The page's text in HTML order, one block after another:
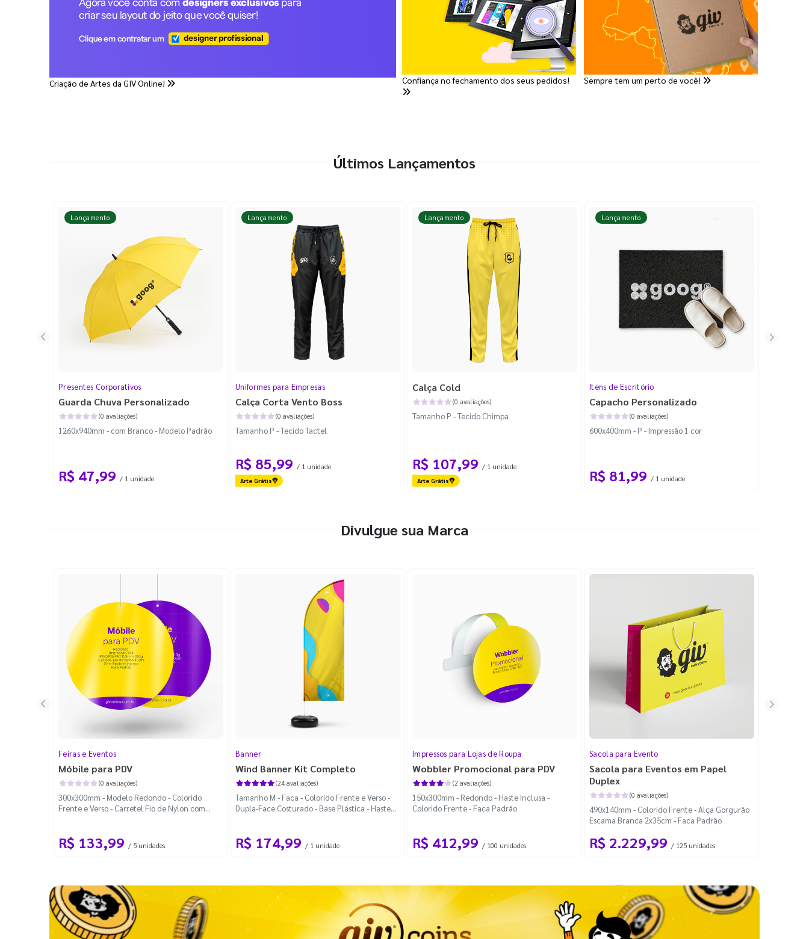
Criação de Artes da GIV Online! Confiança no fechamento dos seus pedidos! Sempre tem um perto de você!
Últimos Lançamentos
Lançamento
Presentes Corporativos
Guarda Chuva Personalizado
(0 avaliações)
1260x940mm - com Branco - Modelo Padrão
R$ 47,99 / 1 unidade
Lançamento
Uniformes para Empresas
Calça Corta Vento Boss
(0 avaliações)
Tamanho P - Tecido Tactel
R$ 85,99 / 1 unidade
Arte Grátis
Lançamento
Calça Cold
(0 avaliações)
Tamanho P - Tecido Chimpa
R$ 107,99 / 1 unidade
Arte Grátis
Lançamento
Itens de Escritório
Capacho Personalizado
(0 avaliações)
600x400mm - P - Impressão 1 cor
R$ 81,99 / 1 unidade
Divulgue sua Marca
Feiras e Eventos
Móbile para PDV
(0 avaliações)
300x300mm - Modelo Redondo - Colorido
Frente e Verso - Carretel Fio de Nylon com
R$ 133,99 / 5 unidades
Banner
Wind Banner Kit Completo
(24 avaliações)
Tamanho M - Faca - Colorido Frente e Verso -
Dupla-Face Costurado - Base Plástica - Haste
R$ 174,99 / 1 unidade
Impressos para Lojas de Roupa
Wobbler Promocional para PDV
(2 avaliações)
150x300mm - Redondo - Haste Inclusa -
Colorido Frente - Faca Padrão
R$ 412,99 / 100 unidades
Sacola para Evento
Sacola para Eventos em Papel
Duplex
(0 avaliações)
490x140mm - Colorido Frente - Alça Gorgurão
Escama Branca 2x35cm - Faca Padrão
R$ 2.229,99 / 125 unidades